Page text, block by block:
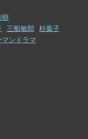
樹
三船敏郎
杉葉子
マンドラマ